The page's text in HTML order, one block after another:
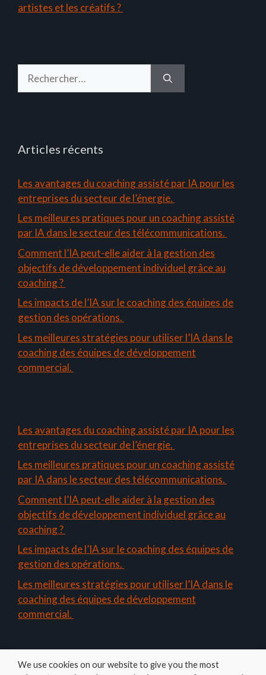
artistes et les créatifs ?
Articles récents
Les avantages du coaching assisté par IA pour les
entreprises du secteur de l’énergie.
Les meilleures pratiques pour un coaching assisté
par IA dans le secteur des télécommunications.
Comment l’IA peut-elle aider à la gestion des
objectifs de développement individuel grâce au
coaching ?
Les impacts de l’IA sur le coaching des équipes de
gestion des opérations.
Les meilleures stratégies pour utiliser l’IA dans le
coaching des équipes de développement
commercial.
Les avantages du coaching assisté par IA pour les
entreprises du secteur de l’énergie.
Les meilleures pratiques pour un coaching assisté
par IA dans le secteur des télécommunications.
Comment l’IA peut-elle aider à la gestion des
objectifs de développement individuel grâce au
coaching ?
Les impacts de l’IA sur le coaching des équipes de
gestion des opérations.
Les meilleures stratégies pour utiliser l’IA dans le
coaching des équipes de développement
commercial.
We use cookies on our website to give you the most